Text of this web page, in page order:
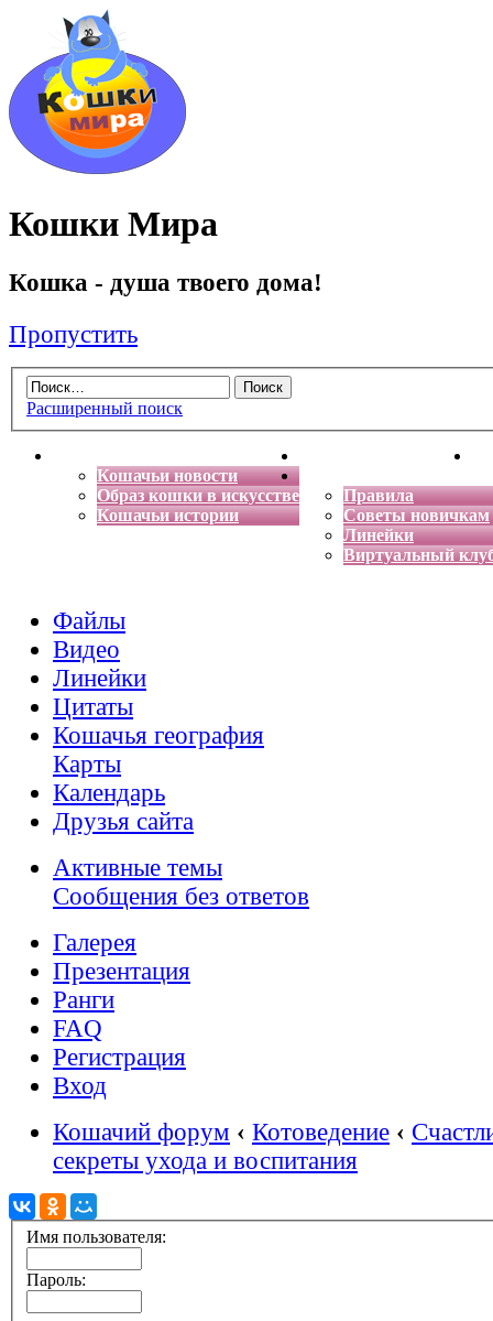
Кошки Мира
Кошка - душа твоего дома!
Пропустить
Расширенный поиск
Кошачьи новости
Образ кошки в искусстве
Кошачьи истории
Энциклопедия кошек
Правила
Советы новичкам
Линейки
Виртуальный
Файлы
Видео
Линейки
Цитаты
Кошачья география
Карты
Календарь
Друзья сайта
Активные темы
Сообщения без ответов
Галерея
Презентация
Ранги
FAQ
Регистрация
Вход
Кошачий форум ‹ Котоведение ‹
секреты ухода и воспитания
Имя пользователя:
Пароль: